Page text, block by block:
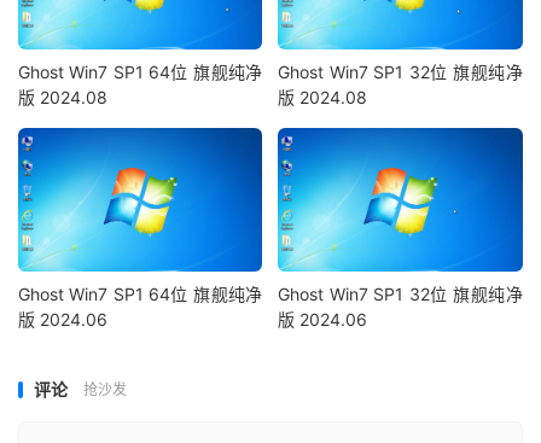
Ghost Win7 SP1 64位 旗舰纯净
版 2024.08
Ghost Win7 SP1 32位 旗舰纯净
版 2024.08
Ghost Win7 SP1 64位 旗舰纯净
版 2024.06
Ghost Win7 SP1 32位 旗舰纯净
版 2024.06
评论 抢沙发